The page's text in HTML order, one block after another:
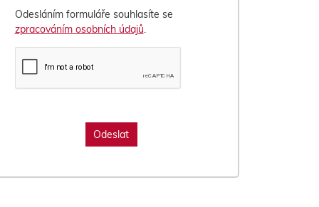
Odesláním formuláře souhlasíte se
zpracováním osobních údajů.